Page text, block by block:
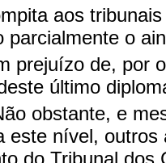
aos
parcialmente o
prejuízo de, por
último
obstante, e
este nível,
do Tribunal dos